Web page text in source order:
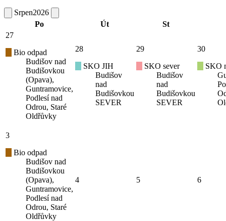
Srpen2026
Po
Út
St
27
Bio odpad
Budišov nad
Budišovkou
(Opava),
Guntramovice,
Podlesí nad
Odrou, Staré
Oldřůvky
28
SKO JIH
Budišov
nad
Budišovkou
SEVER
29
SKO sever
Budišov
nad
Budišovkou
SEVER
30
SKO
3
Bio odpad
Budišov nad
Budišovkou
(Opava),
Guntramovice,
Podlesí nad
Odrou, Staré
Oldřůvky
4 5 6